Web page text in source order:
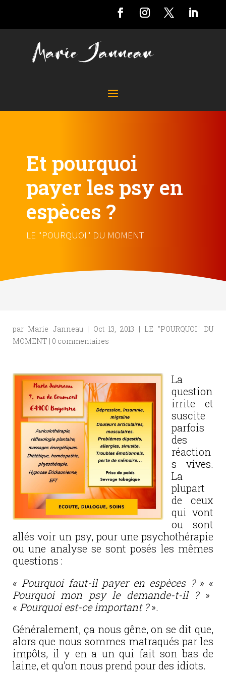
Et pourquoi
payer les psy en
espèces ?
LE "POURQUOI" DU MOMENT
par Marie Janneau| Oct 13, 2013 | LE "POURQUOI" DU
MOMENT | 0 commentaires
La
question
irrite et
suscite
parfois
des
réaction
s vives.
La
plupart
de ceux
qui vont
ou sont
allés voir un psy, pour une psychothérapie
ou une analyse se sont posés les mêmes
questions :
« Pourquoi faut-il payer en espèces ?» «
Pourquoi mon psy le demande-t-il ?»
« Pourquoi est-ce important ?».
Généralement, ça nous gêne, on se dit que,
alors que nous sommes matraqués par les
impôts, il y en a un qui fait son bas de
laine, et qu’on nous prend pour des idiots.